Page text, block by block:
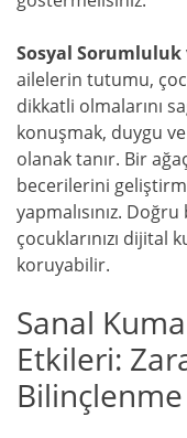
Sosyal
ailelerin tutumu,
dikkatli olmalarını
konuşmak, duygu
olanak tanır. Bir
becerilerini
yapmalısınız.
çocuklarınızı dijital
koruyabilir.
Sanal
Etkileri: